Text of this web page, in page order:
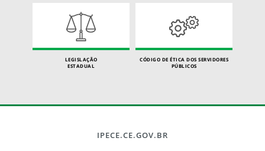
LEGISLAÇÃO
ESTADUAL
CÓDIGO DE ÉTICA DOS SERVIDORES
PÚBLICOS
IPECE.CE.GOV.BR